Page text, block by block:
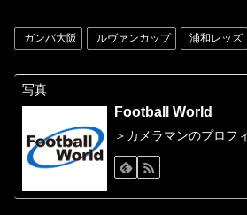
ガンバ大阪 ルヴァンカップ 浦和レッズ
写真
Football World
＞カメラマンのプロフ